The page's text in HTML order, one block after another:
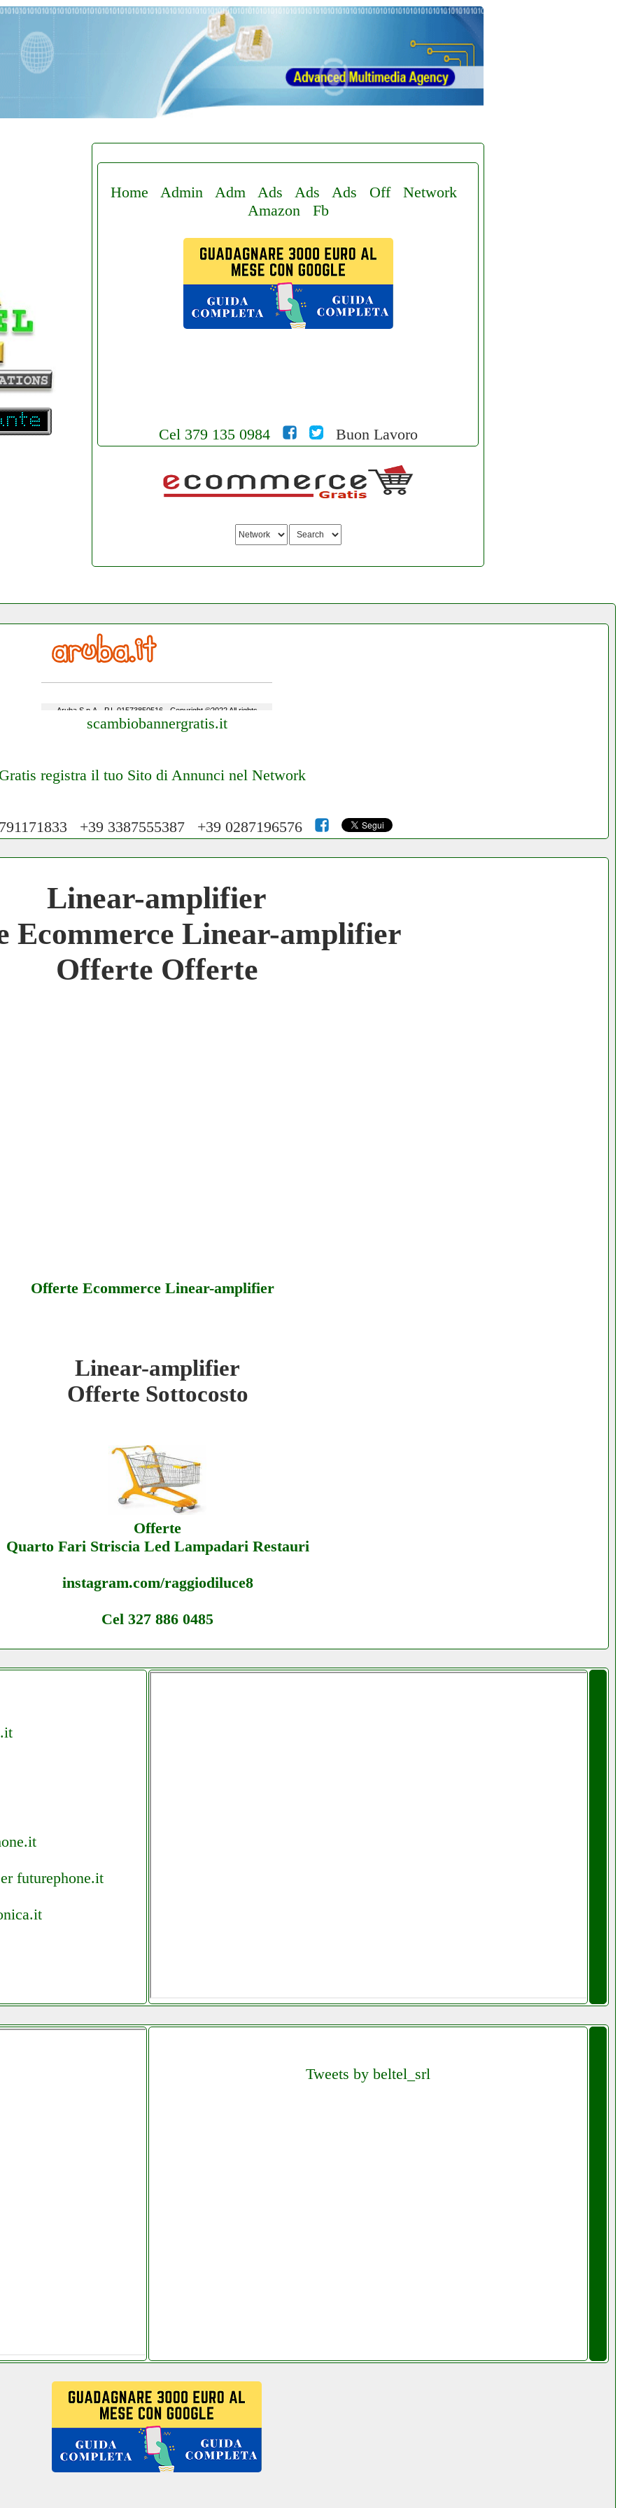
Home Admin Adm Ads Ads Ads Off
Network
Amazon
Fb
Cel 379 135 0984 Buon Lavoro
scambiobannergratis.it
Gratis registra il tuo Sito di Annunci nel Network
3.000 € Mese
+39 3387555387 +39 0287196576
Linear-amplifier
Ecommerce Linear-amplifier
Offerte Offerte
Offerte Ecommerce Linear-amplifier
amplifier - Sottocosto
amplifier - Assistenza
Linear-amplifier
Offerte Sottocosto
Offerte
Quarto Fari Striscia Led Lampadari Restauri
instagram.com/raggiodiluce8
Cel 327 886 0485
futurephone.it
Tweets by beltel_srl